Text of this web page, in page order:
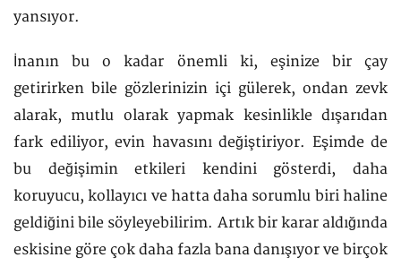
yansıyor.
İnanın bu o kadar önemli ki, eşinize bir çay
getirirken bile gözlerinizin içi gülerek, ondan zevk
alarak, mutlu olarak yapmak kesinlikle dışarıdan
fark ediliyor, evin havasını değiştiriyor. Eşimde de
bu değişimin etkileri kendini gösterdi, daha
koruyucu, kollayıcı ve hatta daha sorumlu biri haline
geldiğini bile söyleyebilirim. Artık bir karar aldığında
eskisine göre çok daha fazla bana danışıyor ve birçok